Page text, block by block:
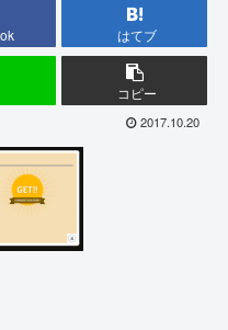
はてブ
コピー
2017.10.20